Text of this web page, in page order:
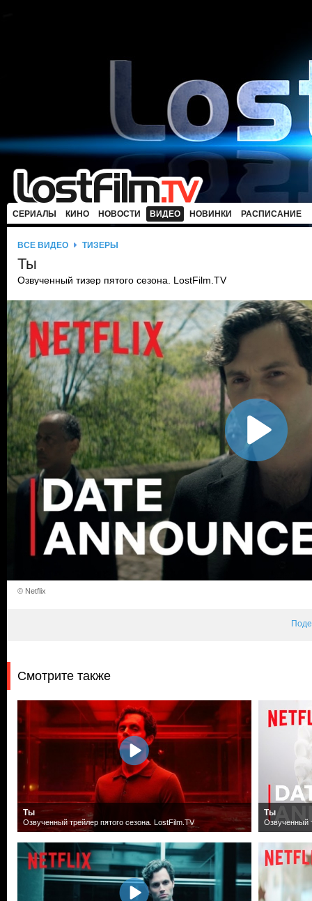
СЕРИАЛЫ КИНО НОВОСТИ ВИДЕО НОВИНКИ РАСПИСАНИЕ
ВСЕ ВИДЕО ТИЗЕРЫ
Ты
Озвученный тизер пятого сезона. LostFilm.TV
© Netflix
Смотрите также
Ты
Озвученный трейлер пятого сезона. LostFilm.TV
Ты
Озвученный